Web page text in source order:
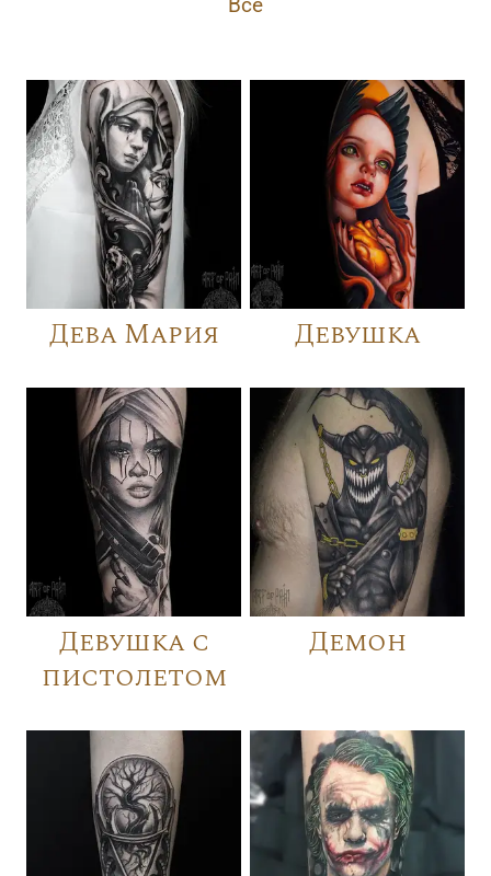
Все
Дева Мария Девушка
Девушка с
пистолетом
Демон